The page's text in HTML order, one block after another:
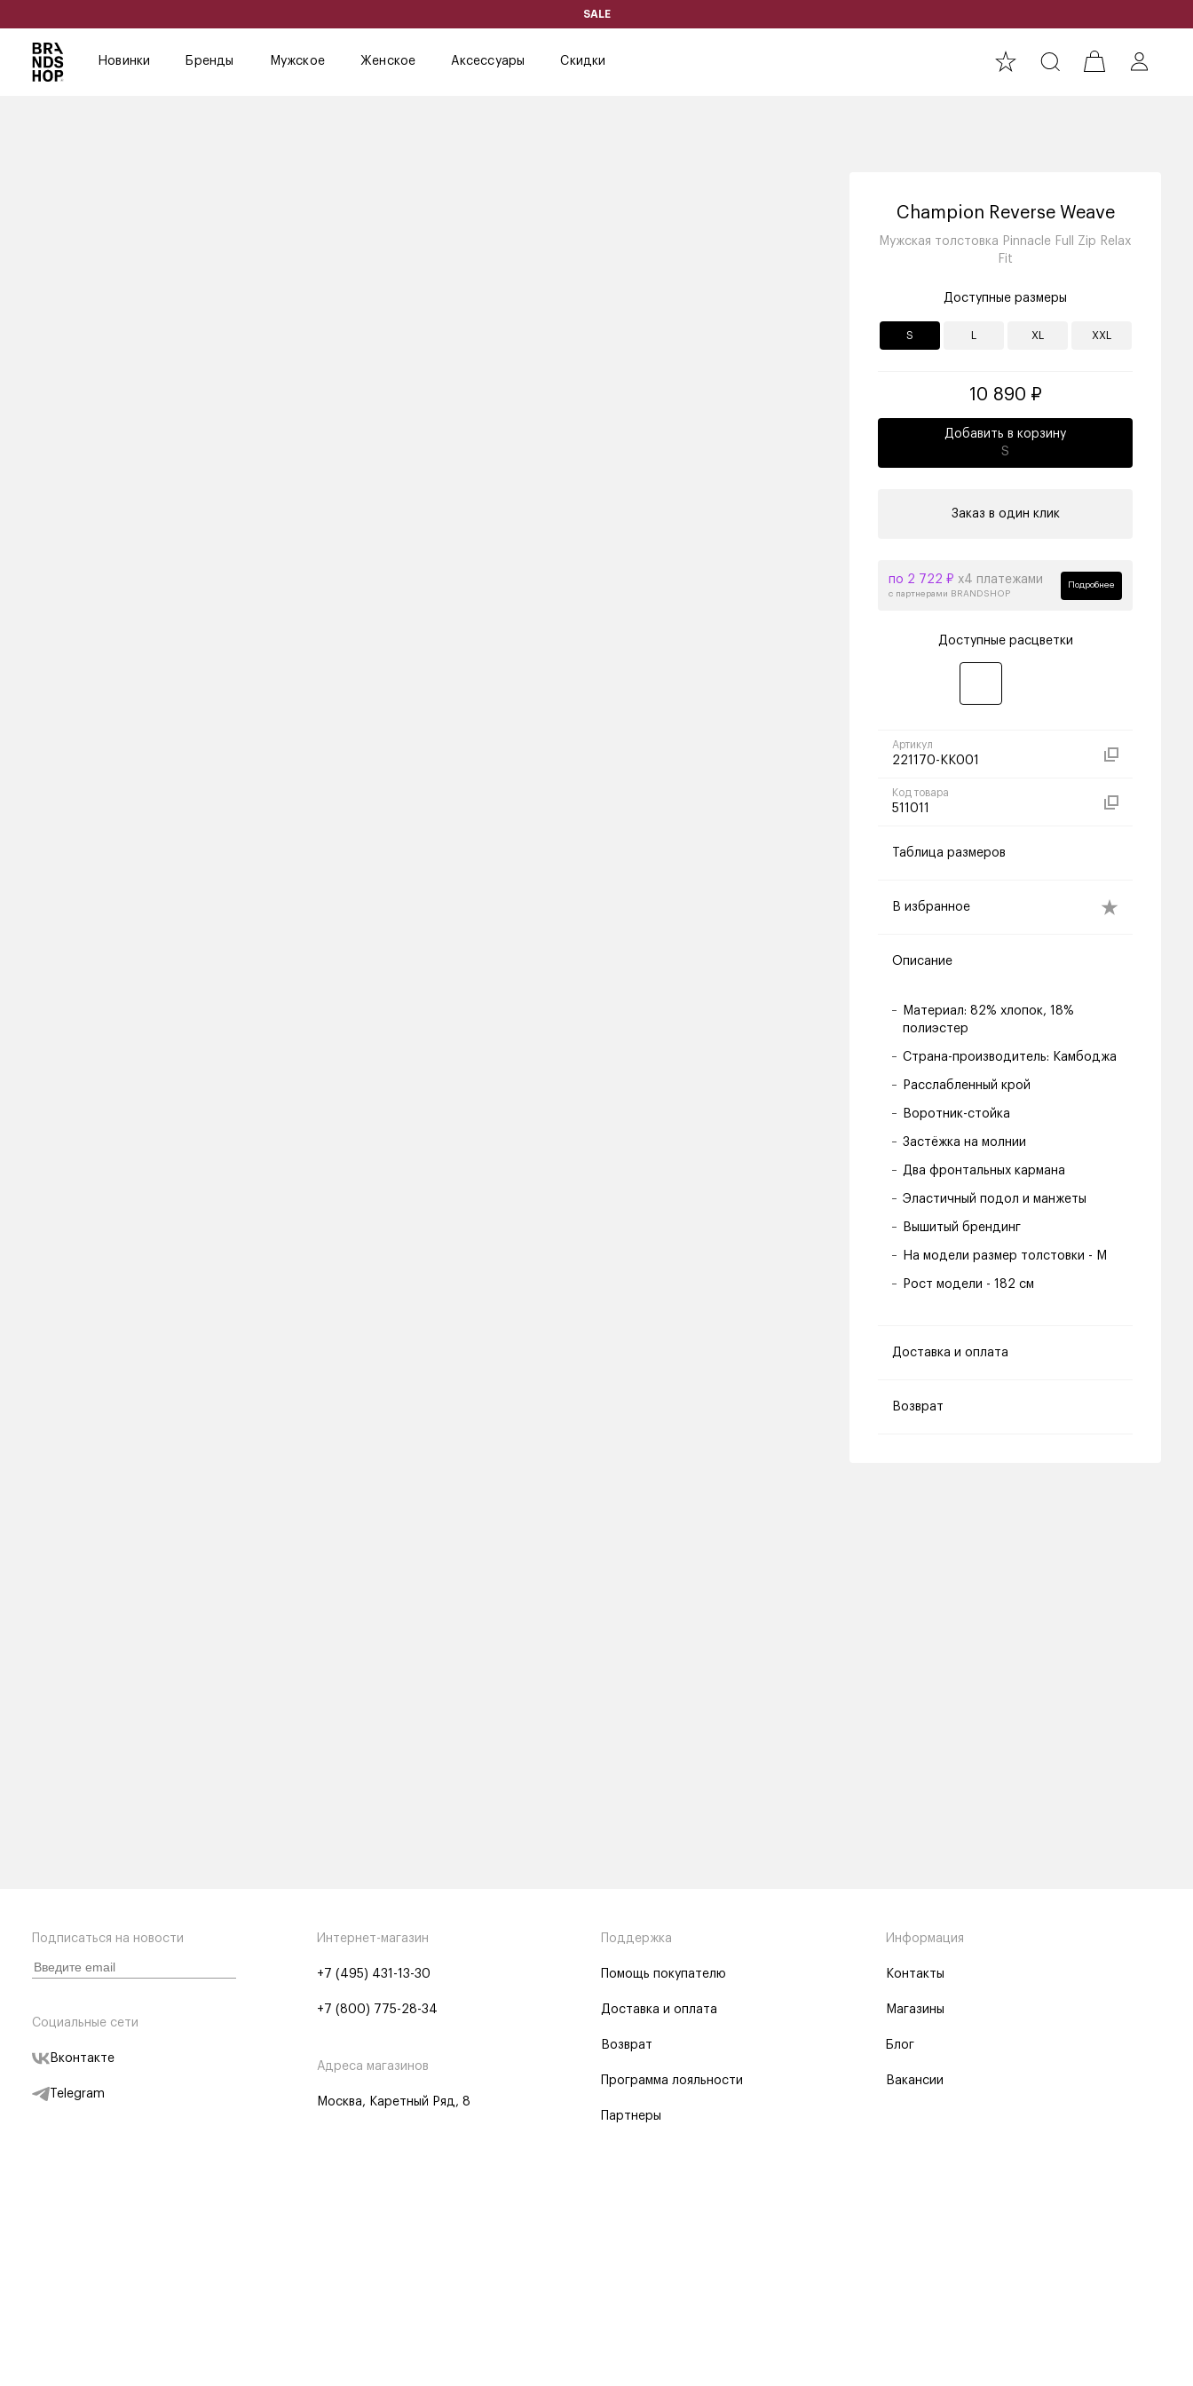
SALE
Новинки Бренды Мужское Женское Аксессуары Скидки
Champion Reverse Weave
Мужская толстовка Pinnacle Full Zip Relax
Fit
Доступные размеры
S XL XXL
10 890 ₽
Добавить в корзину
S
Заказ в один клик
по 2 722 ₽ х4 платежами
с партнерами BRANDSHOP
Подробнее
Доступные расцветки
Артикул
221170-KK001
Код товара
511011
Таблица размеров
В избранное
Описание
Материал: 82% хлопок, 18%
полиэстер
Страна-производитель: Камбоджа
Расслабленный крой
Воротник-стойка
Застёжка на молнии
Два фронтальных кармана
Эластичный подол и манжеты
Вышитый брендинг
На модели размер толстовки - M
Рост модели - 182 см
Доставка и оплата
Возврат
Подписаться на новости
Социальные сети
Вконтакте
Telegram
Интернет-магазин
+7 (495) 431-13-30
+7 (800) 775-28-34
Адреса магазинов
Москва, Каретный Ряд, 8
Поддержка
Помощь покупателю
Доставка и оплата
Возврат
Программа лояльности
Партнеры
Информация
Контакты
Магазины
Блог
Вакансии